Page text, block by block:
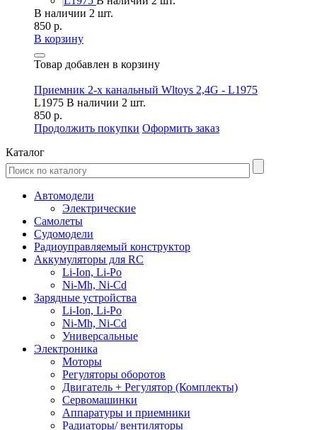
В наличии 2 шт.
850 р.
В корзину
Товар добавлен в корзину
Приемник 2-х канальный Wltoys 2,4G - L1975
L1975 В наличии 2 шт.
850 р.
Продолжить покупки Оформить заказ
Каталог
Автомодели
Электрические
Самолеты
Судомодели
Радиоуправляемый конструктор
Аккумуляторы для RC
Li-Ion, Li-Po
Ni-Mh, Ni-Cd
Зарядные устройства
Li-Ion, Li-Po
Ni-Mh, Ni-Cd
Универсальные
Электроника
Моторы
Регуляторы оборотов
Двигатель + Регулятор (Комплекты)
Сервомашинки
Аппаратуры и приемники
Радиаторы/ вентиляторы